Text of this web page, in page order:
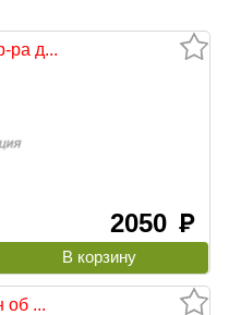
ра д...
2050 руб
...